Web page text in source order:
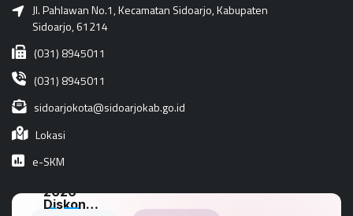
Jl. Pahlawan No.1, Kecamatan Sidoarjo, Kabupaten
Sidoarjo, 61214
(031) 8945011
(031) 8945011
sidoarjokota@sidoarjokab.go.id
Lokasi
e-SKM